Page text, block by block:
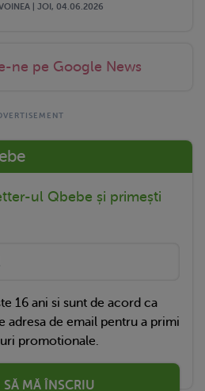
| JOI, 04.06.2026
ne pe Google News
ul Qbebe și primești
16 ani si sunt de acord ca
adresa de email pentru a primi
promotionale.
SĂ MĂ ÎNSCRIU